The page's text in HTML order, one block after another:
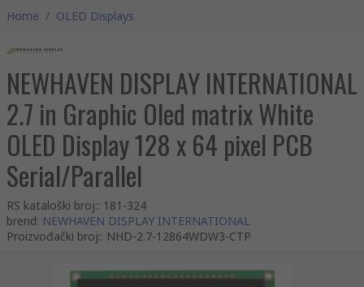
Home / OLED Displays
NEWHAVEN DISPLAY INTERNATIONAL
2.7 in Graphic Oled matrix White
OLED Display 128 x 64 pixel PCB
Serial/Parallel
RS kataloški broj:: 181-324
brend: NEWHAVEN DISPLAY INTERNATIONAL
Proizvođački broj:: NHD-2.7-12864WDW3-CTP